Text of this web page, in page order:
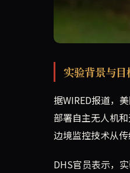
美国国土安全部
实验背景与目
据WIRED报道，
部署自主无人机
边境监控技术从
DHS官员表示，